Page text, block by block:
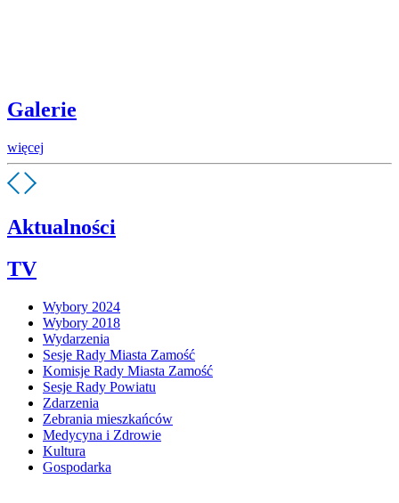
Galerie
więcej
Aktualności
TV
Wybory 2024
Wybory 2018
Wydarzenia
Sesje Rady Miasta Zamość
Komisje Rady Miasta Zamość
Sesje Rady Powiatu
Zdarzenia
Zebrania mieszkańców
Medycyna i Zdrowie
Kultura
Gospodarka